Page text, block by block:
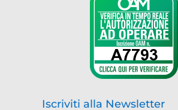
Iscriviti alla Newsletter